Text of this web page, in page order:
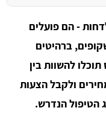
- הם פועלים
ברהיטים
להשוות בין
ולקבל הצעות
הטיפול הנדרש.